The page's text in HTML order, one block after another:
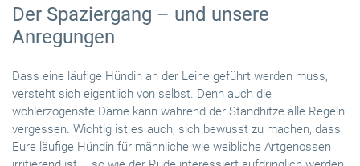
Der Spaziergang – und unsere
Anregungen
Dass eine läufige Hündin an der Leine geführt werden muss,
versteht sich eigentlich von selbst. Denn auch die
wohlerzogenste Dame kann während der Standhitze alle Regeln
vergessen. Wichtig ist es auch, sich bewusst zu machen, dass
Eure läufige Hündin für männliche wie weibliche Artgenossen